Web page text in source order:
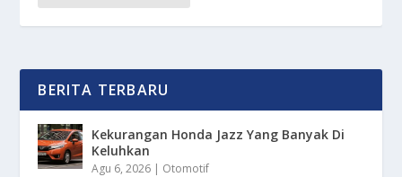
BERITA TERBARU
Kekurangan Honda Jazz Yang Banyak Di
Keluhkan
Agu 6, 2026 | Otomotif